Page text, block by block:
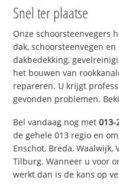
Snel ter plaatse
Onze schoorsteenvegers
dak, schoorsteenvegen
dakbedekking,
het bouwen van
repareren. U krijgt
gevonden problemen.
Bel vandaag nog met013-
de gehele 013 regio en
Enschot, Breda,
Tilburg. Wanneer u voor
werkt dan is de kans op